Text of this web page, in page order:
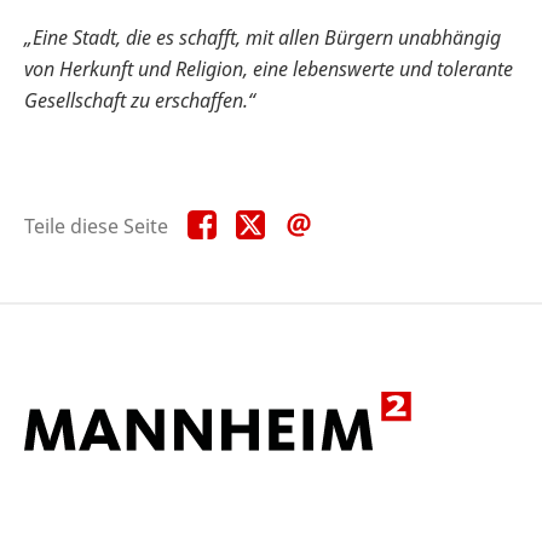
„Eine Stadt, die es schafft, mit allen Bürgern unabhängig
von Herkunft und Religion, eine lebenswerte und tolerante
Gesellschaft zu erschaffen.“
Teile diese Seite Teile
diese
Teile
diese